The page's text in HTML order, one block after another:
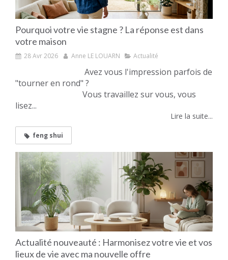
Pourquoi votre vie stagne ? La réponse est dans
votre maison
28 Avr 2026 Anne LE LOUARN Actualité
Avez vous l'impression parfois de
"tourner en rond" ?
Vous travaillez sur vous, vous
lisez...
Lire la suite...
feng shui
Actualité nouveauté : Harmonisez votre vie et vos
lieux de vie avec ma nouvelle offre